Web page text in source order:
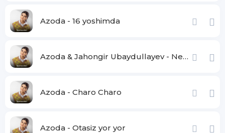
Azoda - 16 yoshimda
Azoda & Jahongir Ubaydullayev - Nega seni unutolmayman
Azoda - Charo Charo
Azoda - Otasiz yor yor